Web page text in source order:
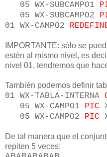
05 WX-SUBCAMPO1
05 WX-SUBCAMPO2
01 WX-CAMPO2
IMPORTANTE: sólo se
estén al mismo nivel, es
nivel 01, tendremos que
También podemos definir
01 WX-TABLA-INTERNA
05 WX-CAMPO1 PIC
05 WX-CAMPO2 PIC
De tal manera que el
repiten 5 veces: